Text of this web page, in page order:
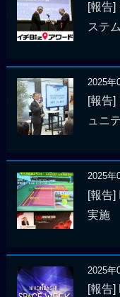
[報告]
ステ
2025年
[報告]
ュニ
2025年
[報告]
実施
2025年
[報告]